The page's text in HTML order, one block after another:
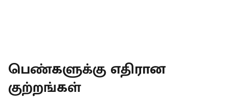
பெண்களுக்கு எதிரான
குற்றங்கள்